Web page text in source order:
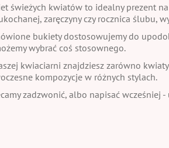
świeżych kwiatów to idealny prezent
zaręczyny czy rocznica ślubu,
bukiety dostosowujemy do
wybrać coś stosownego.
kwiaciarni znajdziesz zarówno
kompozycje w różnych stylach.
zadzwonić, albo napisać wcześniej